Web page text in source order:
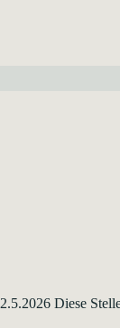
Diese